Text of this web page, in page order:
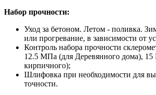
Набор прочности:
Уход за бетоном. Летом - поливка.
или прогревание, в зависимости от
Контроль набора прочности
12.5 МПа (для Деревянного дома),
кирпичного);
Шлифовка при необходимости для
точности.